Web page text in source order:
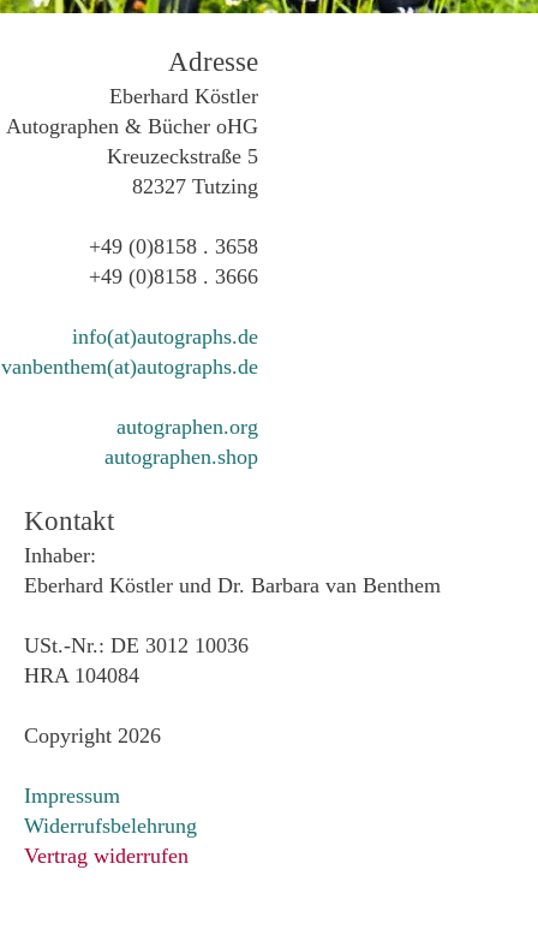
Adresse
Eberhard Köstler
Autographen & Bücher oHG
Kreuzeckstraße 5
82327 Tutzing
+49 (0)8158 . 3658
+49 (0)8158 . 3666
info(at)autographs.de
vanbenthem(at)autographs.de
autographen.org
autographen.shop
Kontakt
Inhaber:
Eberhard Köstler und Dr. Barbara van Benthem
USt.-Nr.: DE 3012 10036
HRA 104084
Copyright 2026
Impressum
Widerrufsbelehrung
Vertrag widerrufen